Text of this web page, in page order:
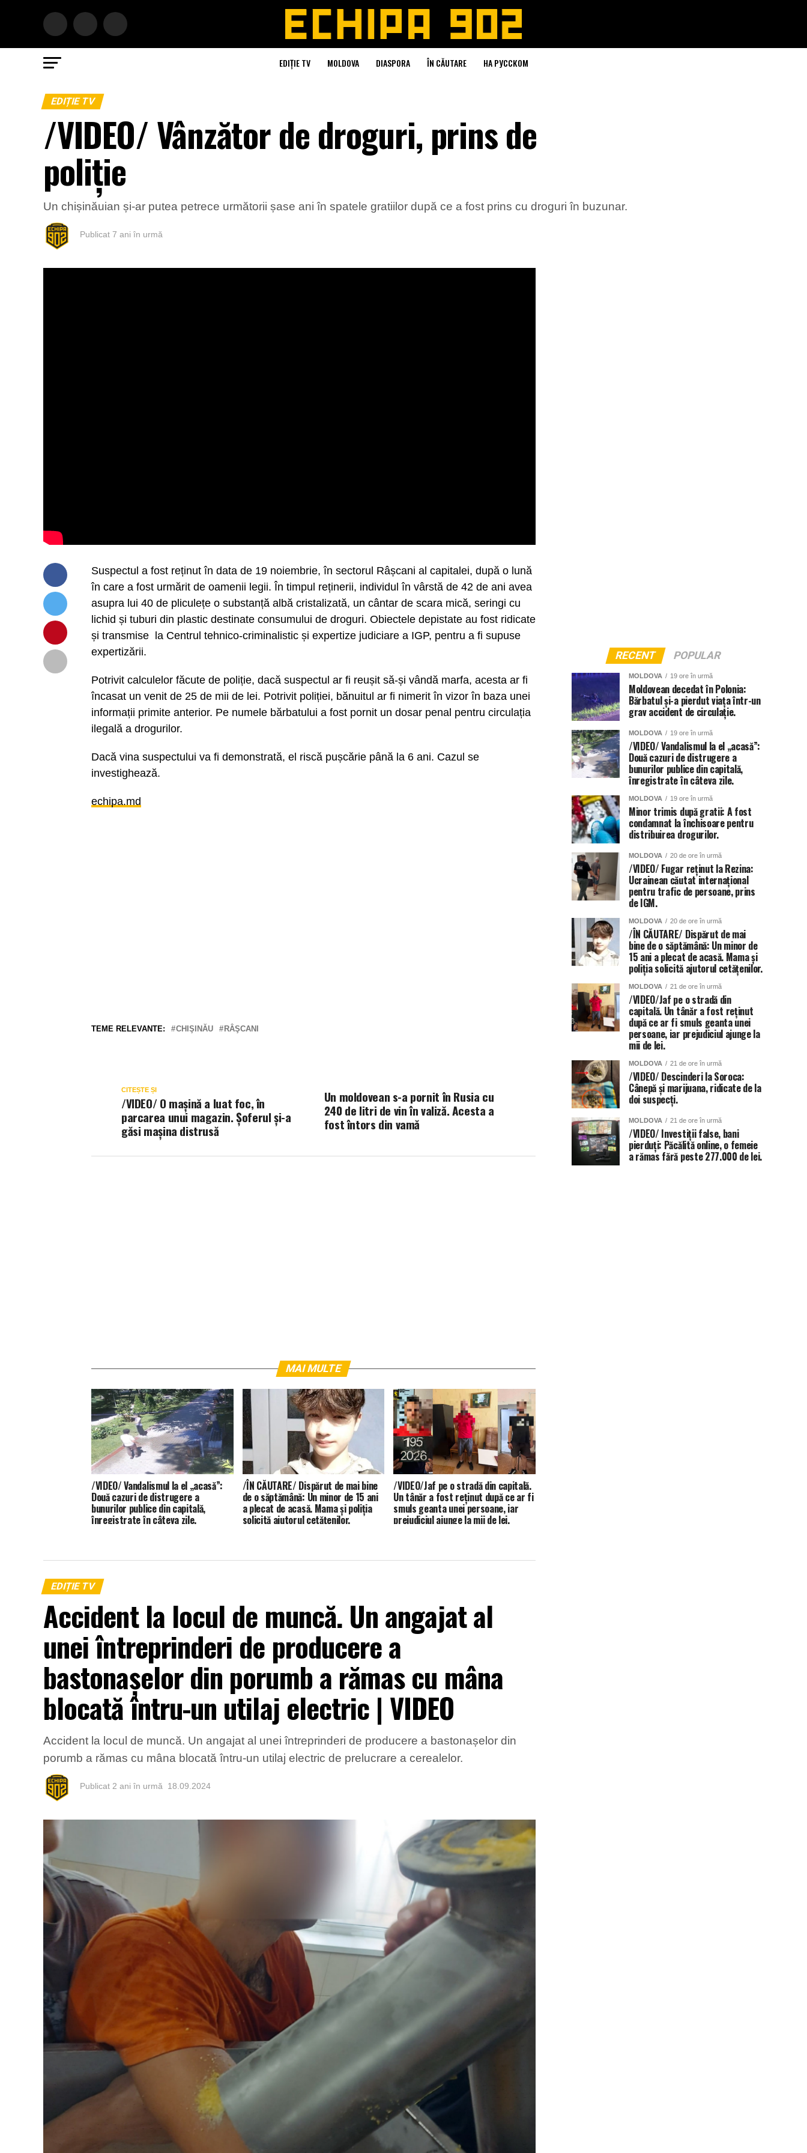
EDIȚIE TV MOLDOVA DIASPORA ÎN CĂUTARE НА РУССКОМ
EDIȚIE TV
/VIDEO/ Vânzător de droguri, prins de
poliție
Un chișinăuian și-ar putea petrece următorii șase ani în spatele gratiilor după ce a fost prins cu droguri în buzunar.
Publicat 7 ani în urmă
Suspectul a fost reținut în data de 19 noiembrie, în sectorul Râșcani al capitalei, după o lună
în care a fost urmărit de oamenii legii. În timpul reținerii, individul în vârstă de 42 de ani avea
asupra lui 40 de pliculețe o substanță albă cristalizată, un cântar de scara mică, seringi cu
lichid și tuburi din plastic destinate consumului de droguri. Obiectele depistate au fost ridicate
și transmise la Centrul tehnico-criminalistic și expertize judiciare a IGP, pentru a fi supuse
expertizării.
Potrivit calculelor făcute de poliție, dacă suspectul ar fi reușit să-și vândă marfa, acesta ar fi
încasat un venit de 25 de mii de lei. Potrivit poliției, bănuitul ar fi nimerit în vizor în baza unei
informații primite anterior. Pe numele bărbatului a fost pornit un dosar penal pentru circulația
ilegală a drogurilor.
Dacă vina suspectului va fi demonstrată, el riscă pușcărie până la 6 ani. Cazul se
investighează.
echipa.md
TEME RELEVANTE: CHIŞINĂU RÂŞCANI
Un moldovean s-a pornit în Rusia cu
240 de litri de vin în valiză. Acesta a
fost întors din vamă
CITEȘTE ȘI
/VIDEO/ O mașină a luat foc, în
parcarea unui magazin. Șoferul și-a
găsi mașina distrusă
MAI MULTE
/VIDEO/ Vandalismul la el „acasă”:
Două cazuri de distrugere a
bunurilor publice din capitală,
înregistrate în câteva zile.
/ÎN CĂUTARE/ Dispărut de mai bine
de o săptămână: Un minor de 15 ani
a plecat de acasă. Mama și poliția
solicită ajutorul cetățenilor.
/VIDEO/Jaf pe o stradă din capitală.
Un tânăr a fost reținut după ce ar fi
smuls geanta unei persoane, iar
prejudiciul ajunge la mii de lei.
EDIȚIE TV
Accident la locul de muncă. Un angajat al
unei întreprinderi de producere a
bastonașelor din porumb a rămas cu mâna
blocată întru-un utilaj electric | VIDEO
Accident la locul de muncă. Un angajat al unei întreprinderi de producere a bastonașelor din
porumb a rămas cu mâna blocată întru-un utilaj electric de prelucrare a cerealelor.
Publicat 2 ani în urmă 18.09.2024
RECENT POPULAR
MOLDOVA 19 ore în urmă
Moldovean decedat în Polonia:
Bărbatul și-a pierdut viața într-un
grav accident de circulație.
MOLDOVA 19 ore în urmă
/VIDEO/ Vandalismul la el „acasă”:
Două cazuri de distrugere a
bunurilor publice din capitală,
înregistrate în câteva zile.
MOLDOVA 19 ore în urmă
Minor trimis după gratii: A fost
condamnat la închisoare pentru
distribuirea drogurilor.
MOLDOVA 20 de ore în urmă
/VIDEO/ Fugar reținut la Rezina:
Ucrainean căutat internațional
pentru trafic de persoane, prins
de IGM.
MOLDOVA 20 de ore în urmă
/ÎN CĂUTARE/ Dispărut de mai
bine de o săptămână: Un minor de
15 ani a plecat de acasă. Mama și
poliția solicită ajutorul cetățenilor.
MOLDOVA 21 de ore în urmă
/VIDEO/Jaf pe o stradă din
capitală. Un tânăr a fost reținut
după ce ar fi smuls geanta unei
persoane, iar prejudiciul ajunge la
mii de lei.
MOLDOVA 21 de ore în urmă
/VIDEO/ Descinderi la Soroca:
Cânepă și marijuana, ridicate de la
doi suspecți.
MOLDOVA 21 de ore în urmă
/VIDEO/ Investiții false, bani
pierduți: Păcălită online, o femeie
a rămas fără peste 277.000 de lei.